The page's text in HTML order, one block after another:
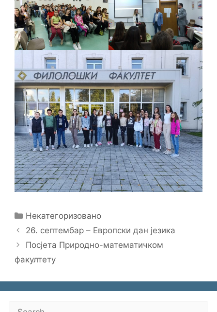
Categories
Некатегоризовано
26. септембар – Европски дан језика
Посјета Природно-математичком
факултету
Search